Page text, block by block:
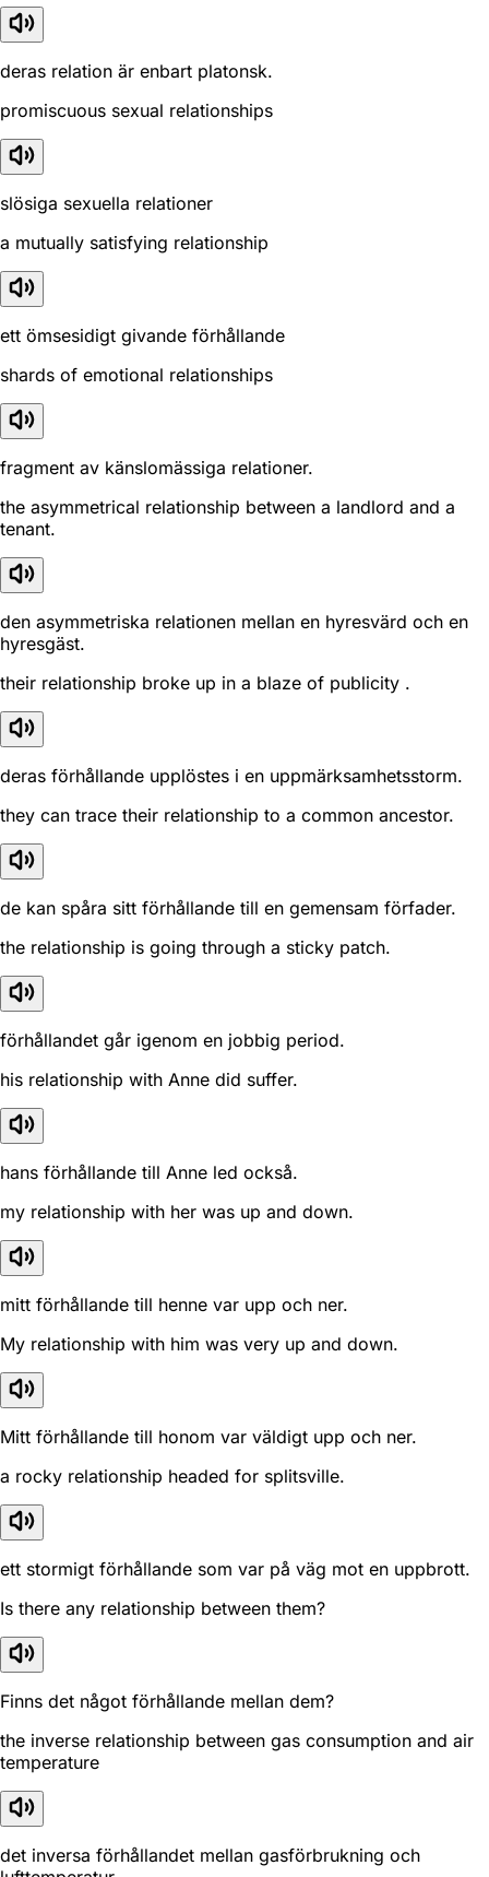
deras relation är enbart platonsk.
promiscuous sexual relationships
slösiga sexuella relationer
a mutually satisfying relationship
ett ömsesidigt givande förhållande
shards of emotional relationships
fragment av känslomässiga relationer.
the asymmetrical relationship between a landlord and a
tenant.
den asymmetriska relationen mellan en hyresvärd och en
hyresgäst.
their relationship broke up in a blaze of publicity .
deras förhållande upplöstes i en uppmärksamhetsstorm.
they can trace their relationship to a common ancestor.
de kan spåra sitt förhållande till en gemensam förfader.
the relationship is going through a sticky patch.
förhållandet går igenom en jobbig period.
his relationship with Anne did suffer.
hans förhållande till Anne led också.
my relationship with her was up and down.
mitt förhållande till henne var upp och ner.
My relationship with him was very up and down.
Mitt förhållande till honom var väldigt upp och ner.
a rocky relationship headed for splitsville.
ett stormigt förhållande som var på väg mot en uppbrott.
Is there any relationship between them?
Finns det något förhållande mellan dem?
the inverse relationship between gas consumption and air
temperature
det inversa förhållandet mellan gasförbrukning och